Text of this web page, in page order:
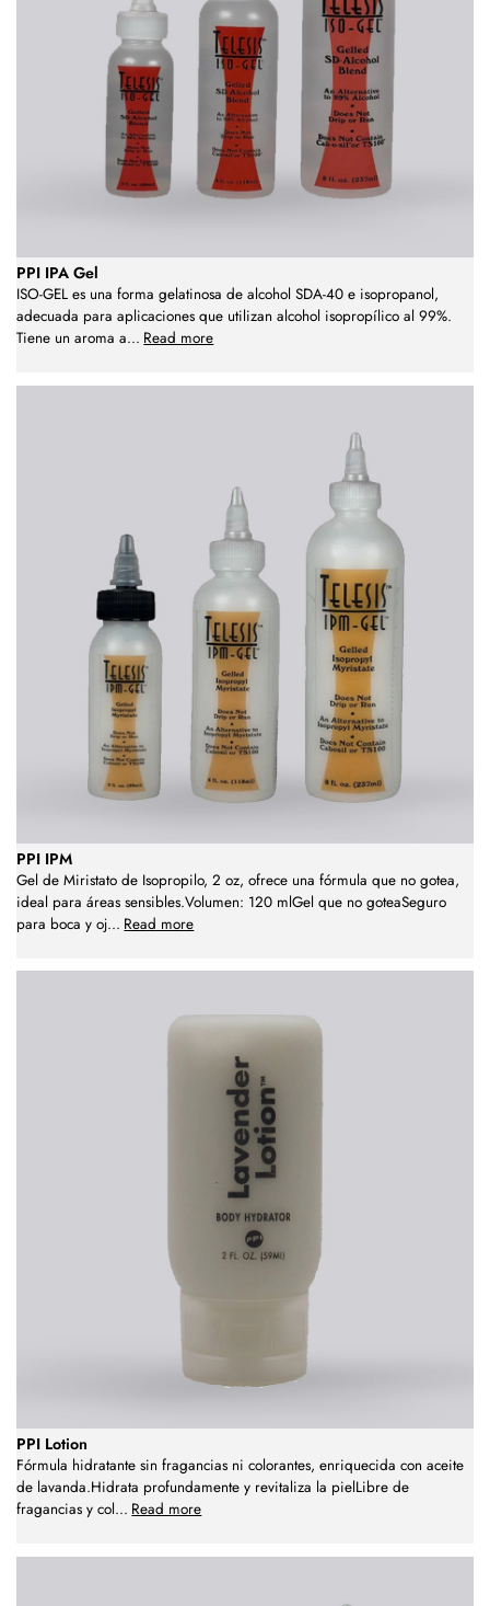
PPI IPA Gel
ISO-GEL es una forma gelatinosa de alcohol SDA-40 e isopropanol,
adecuada para aplicaciones que utilizan alcohol isopropílico al 99%.
Tiene un aroma a... Read more
PPI IPM
Gel de Miristato de Isopropilo, 2 oz, ofrece una fórmula que no gotea,
ideal para áreas sensibles.Volumen: 120 mlGel que no goteaSeguro
para boca y oj... Read more
PPI Lotion
Fórmula hidratante sin fragancias ni colorantes, enriquecida con aceite
de lavanda.Hidrata profundamente y revitaliza la pielLibre de
fragancias y col... Read more